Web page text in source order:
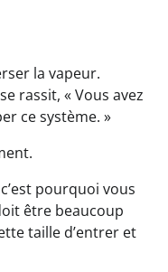
la vapeur.
rassit, « Vous avez
ce système. »
pourquoi vous
être beaucoup
taille d’entrer et